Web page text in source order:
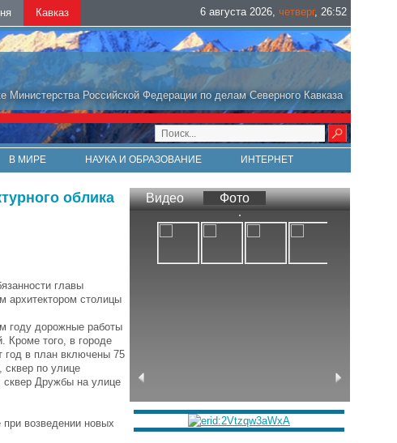
Кавказ 6 августа 2026, четверг, 26:52
Министерства Российской Федерации по делам Северного Кавказа
В МИРЕ НАУКА И ОБРАЗОВАНИЕ
ИНТЕРНЕТ
облика
главы
архитектором столицы
году дорожные работы
Кроме того, в городе
год в план включены 75
по улице
сквер Дружбы на улице
при возведении новых
Видео Фото